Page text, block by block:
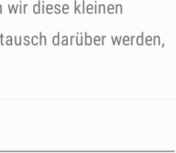
diese kleinen
darüber werden,